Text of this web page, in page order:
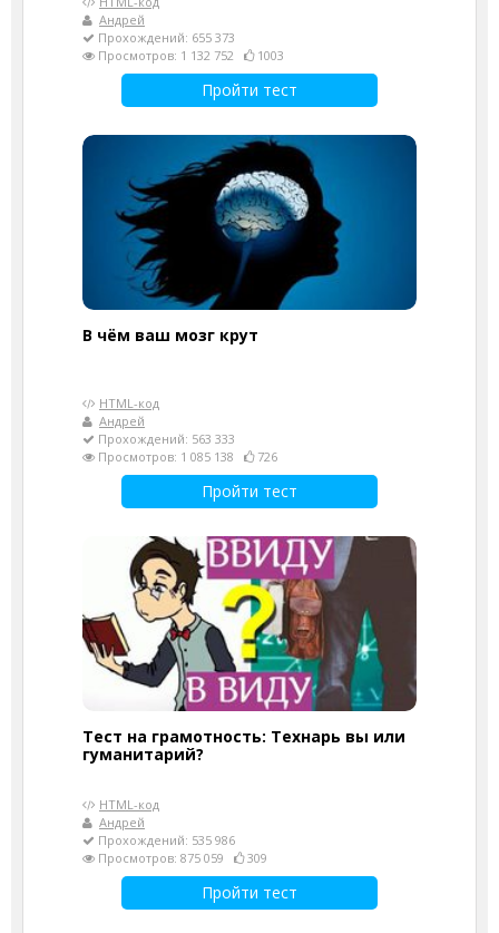
Андрей
Прохождений: 655 373
Просмотров: 1 132 752
1003
Пройти тест
В чём ваш мозг крут
HTML-код
Андрей
Прохождений: 563 333
Просмотров: 1 085 138
726
Пройти тест
Тест на грамотность: Технарь вы или
гуманитарий?
HTML-код
Андрей
Прохождений: 535 986
Просмотров: 875 059
309
Пройти тест